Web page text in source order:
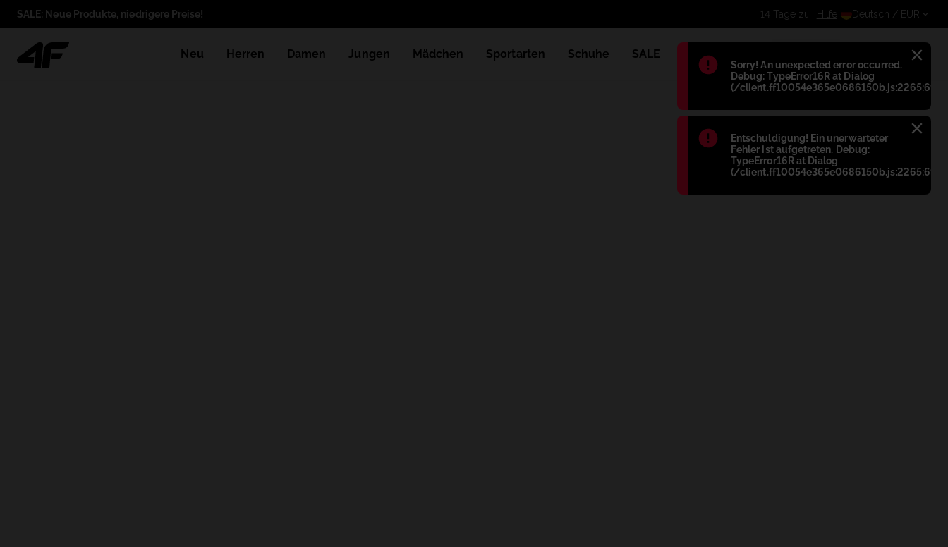
Błąd:
Sorry! An unexpected error occurred.
Debug: TypeError16R at Dialog
(/client.ff10054e365e0686150b.js:2265:698)
Błąd:
Entschuldigung! Ein unerwarteter
Fehler ist aufgetreten. Debug:
TypeError16R at Dialog
(/client.ff10054e365e0686150b.js:2265:698)
SALE: Neue Produkte, niedrigere Preise! Erhalte einen zusätzlichen Rabatt für
Hilfe Deutsch / EUR
Neu Herren Damen Jungen Mädchen Sportarten Schuhe SALE